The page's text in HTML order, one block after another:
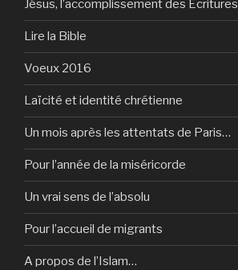
Jésus, l’accomplissement des Ecritures
Lire la Bible
Voeux 2016
Laïcité et identité chrétienne
Un mois après les attentats de Paris…
Pour l’année de la miséricorde
Un vrai sens de l’absolu
Pour l’accueil de migrants
A propos de l’Islam…